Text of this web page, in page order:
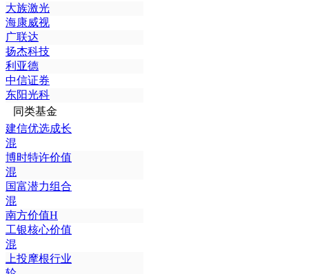
大族激光
海康威视
广联达
扬杰科技
利亚德
中信证券
东阳光科
同类基金
建信优选成长
混
博时特许价值
混
国富潜力组合
混
南方价值H
工银核心价值
混
上投摩根行业